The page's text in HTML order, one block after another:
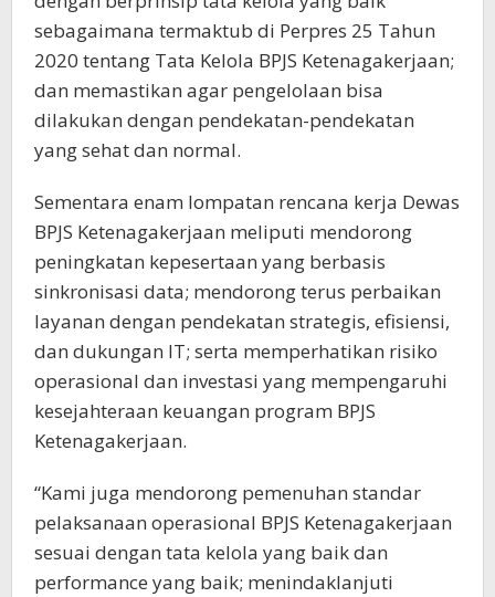
sebagaimana termaktub di Perpres 25 Tahun
2020 tentang Tata Kelola BPJS Ketenagakerjaan;
dan memastikan agar pengelolaan bisa
dilakukan dengan pendekatan-pendekatan
yang sehat dan normal.
Sementara enam lompatan rencana kerja Dewas
BPJS Ketenagakerjaan meliputi mendorong
peningkatan kepesertaan yang berbasis
sinkronisasi data; mendorong terus perbaikan
layanan dengan pendekatan strategis, efisiensi,
dan dukungan IT; serta memperhatikan risiko
operasional dan investasi yang mempengaruhi
kesejahteraan keuangan program BPJS
Ketenagakerjaan.
“Kami juga mendorong pemenuhan standar
pelaksanaan operasional BPJS Ketenagakerjaan
sesuai dengan tata kelola yang baik dan
performance yang baik; menindaklanjuti